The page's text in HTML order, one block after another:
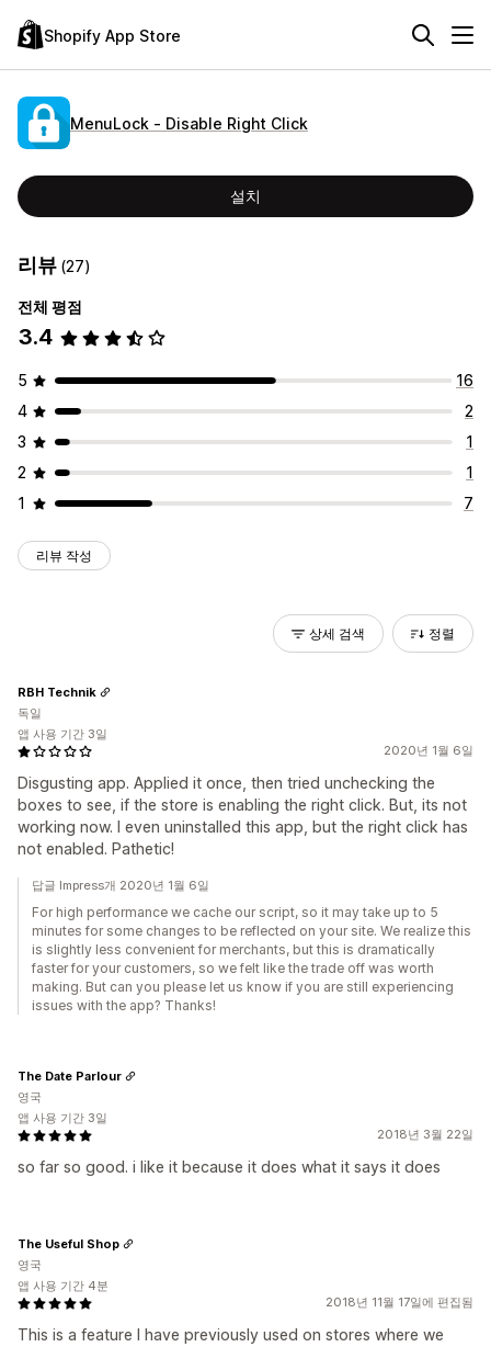
Shopify App Store
MenuLock ‑ Disable Right Click
설치
리뷰 (27)
전체 평점
3.4
5
16
4
2
3
1
2
1
1
7
리뷰 작성
상세 검색 정렬
2020년 1월 6일
Disgusting app. Applied it once, then tried unchecking the
boxes to see, if the store is enabling the right click. But, its not
working now. I even uninstalled this app, but the right click has
not enabled. Pathetic!
RBH Technik
독일
앱 사용 기간 3일
답글 Impress개 2020년 1월 6일
For high performance we cache our script, so it may take up to 5
minutes for some changes to be reflected on your site. We realize this
is slightly less convenient for merchants, but this is dramatically
faster for your customers, so we felt like the trade off was worth
making. But can you please let us know if you are still experiencing
issues with the app? Thanks!
2018년 3월 22일
so far so good. i like it because it does what it says it does
The Date Parlour
영국
앱 사용 기간 3일
2018년 11월 17일에 편집됨
This is a feature I have previously used on stores where we
The Useful Shop
영국
앱 사용 기간 4분